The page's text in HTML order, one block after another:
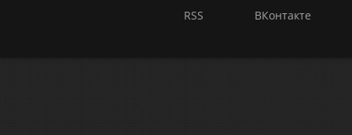
RSS ВКонтакте